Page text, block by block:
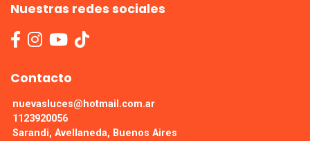
Nuestras redes sociales
Contacto
nuevasluces@hotmail.com.ar
1123920056
Sarandi, Avellaneda, Buenos Aires